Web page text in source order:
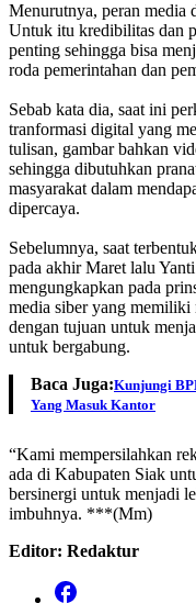
Menurutnya, peran media
Untuk itu kredibilitas dan
penting sehingga bisa
roda pemerintahan dan
Sebab kata dia, saat ini
tranformasi digital yang
tulisan, gambar bahkan
sehingga dibutuhkan
masyarakat dalam
dipercaya.
Sebelumnya, saat
pada akhir Maret lalu
mengungkapkan pada
media siber yang memiliki
dengan tujuan untuk
untuk bergabung.
Baca Juga:Kunjungi
Yang Masuk Kantor
“Kami mempersilahkan
ada di Kabupaten Siak
bersinergi untuk menjadi
imbuhnya. ***(Mm)
Editor: Redaktur